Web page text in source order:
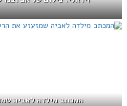
המכתב מילדה לאביה